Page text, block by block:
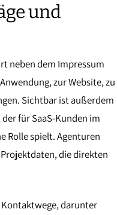
und
neben dem Impressum
zur Website, zu
Sichtbar ist außerdem
für SaaS-Kunden im
Rolle spielt. Agenturen
die direkten
darunter